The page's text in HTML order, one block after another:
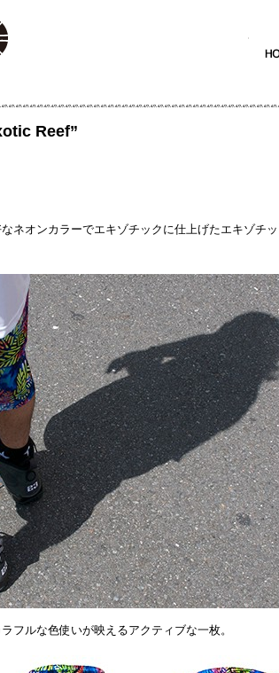
Reef”
ネオンカラーでエキゾチックに仕上げたエキゾチ
フルな色使いが映えるアクティブな一枚。